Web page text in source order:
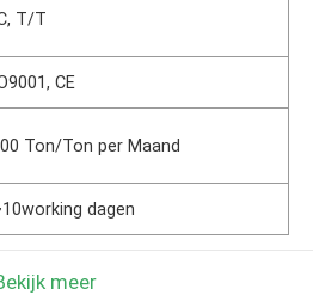
T/T
CE
Ton/Ton per Maand
dagen
meer